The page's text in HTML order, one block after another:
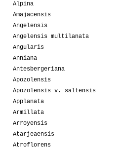
Alpina
Amajacensis
Angelensis
Angelensis multilanata
Angularis
Anniana
Antesbergeriana
Apozolensis
Apozolensis v. saltensis
Applanata
Armillata
Arroyensis
Atarjeaensis
Atroflorens